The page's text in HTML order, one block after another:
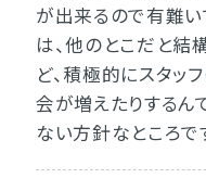
が出来るので有難い
は、他のとこだと
ど、積極的にスタッ
会が増えたりするん
ない方針なところで